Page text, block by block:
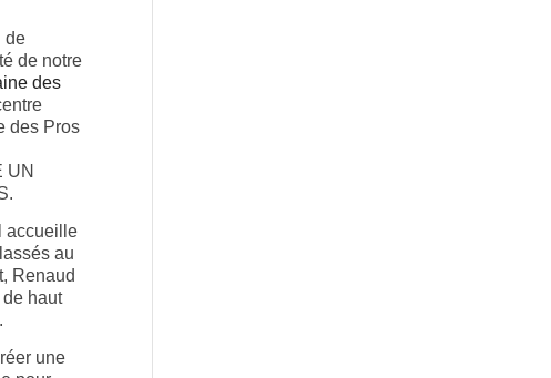
de
de notre
des
des Pros
UN
accueille
au
Renaud
haut
une